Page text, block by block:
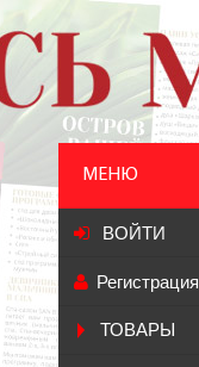
МЕНЮ
ВОЙТИ
Регистрация
ТОВАРЫ